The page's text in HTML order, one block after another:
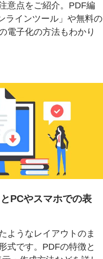
意点をご紹介。PDF編
ラインツール」や無料の
電子化の方法もわかり
PCやスマホでの表
ようなレイアウトのま
式です。PDFの特徴と